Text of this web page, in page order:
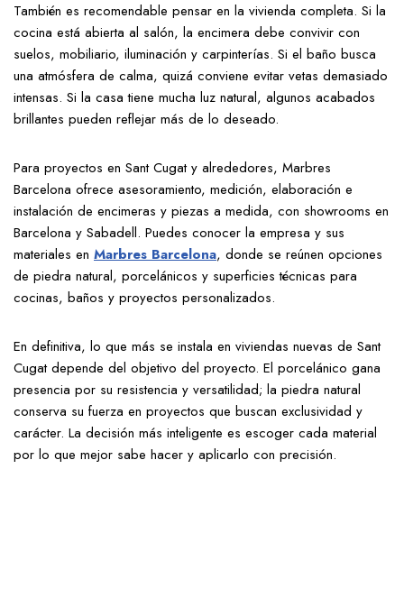
También es recomendable pensar en la vivienda completa. Si la
cocina está abierta al salón, la encimera debe convivir con
suelos, mobiliario, iluminación y carpinterías. Si el baño busca
una atmósfera de calma, quizá conviene evitar vetas demasiado
intensas. Si la casa tiene mucha luz natural, algunos acabados
brillantes pueden reflejar más de lo deseado.
Para proyectos en Sant Cugat y alrededores, Marbres
Barcelona ofrece asesoramiento, medición, elaboración e
instalación de encimeras y piezas a medida, con showrooms en
Barcelona y Sabadell. Puedes conocer la empresa y sus
materiales en Marbres Barcelona, donde se reúnen opciones
de piedra natural, porcelánicos y superficies técnicas para
cocinas, baños y proyectos personalizados.
En definitiva, lo que más se instala en viviendas nuevas de Sant
Cugat depende del objetivo del proyecto. El porcelánico gana
presencia por su resistencia y versatilidad; la piedra natural
conserva su fuerza en proyectos que buscan exclusividad y
carácter. La decisión más inteligente es escoger cada material
por lo que mejor sabe hacer y aplicarlo con precisión.